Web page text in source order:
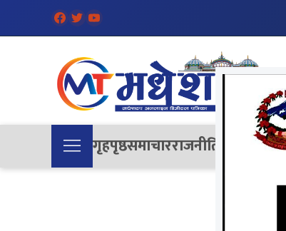
गृहपृष्ठसमाचारराजनीति देश